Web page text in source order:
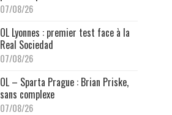
07/08/26
OL Lyonnes : premier test face à la
Real Sociedad
07/08/26
OL – Sparta Prague : Brian Priske,
sans complexe
07/08/26